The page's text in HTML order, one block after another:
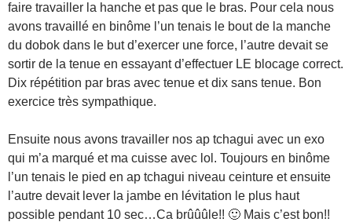
faire travailler la hanche et pas que le bras. Pour cela nous
avons travaillé en binôme l’un tenais le bout de la manche
du dobok dans le but d’exercer une force, l’autre devait se
sortir de la tenue en essayant d’effectuer LE blocage correct.
Dix répétition par bras avec tenue et dix sans tenue. Bon
exercice très sympathique.
Ensuite nous avons travailler nos ap tchagui avec un exo
qui m’a marqué et ma cuisse avec lol. Toujours en binôme
l’un tenais le pied en ap tchagui niveau ceinture et ensuite
l’autre devait lever la jambe en lévitation le plus haut
possible pendant 10 sec…Ca brûûûle!! 🙂 Mais c’est bon!!